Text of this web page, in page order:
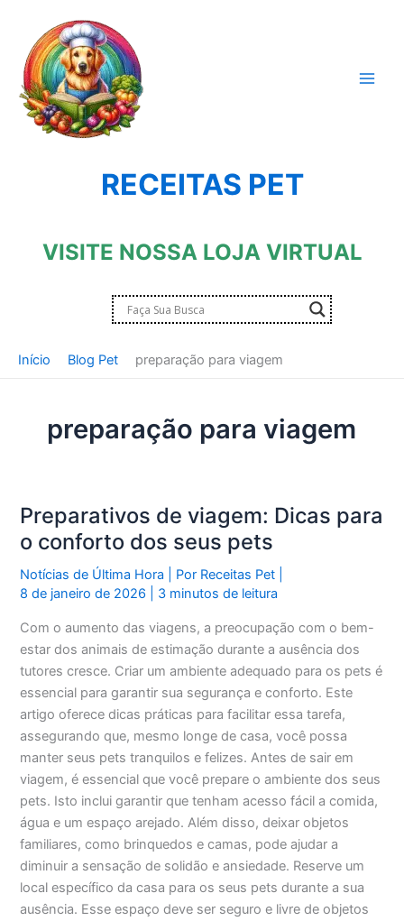
conteúdo
RECEITAS PET
VISITE NOSSA LOJA VIRTUAL
Início Blog Pet preparação para viagem
preparação para viagem
Preparativos de viagem: Dicas para
o conforto dos seus pets
Notícias de Última Hora | Por Receitas Pet
8 de janeiro de 2026
3 minutos de leitura
Com o aumento das viagens, a preocupação com o bem-
estar dos animais de estimação durante a ausência dos
tutores cresce. Criar um ambiente adequado para os pets é
essencial para garantir sua segurança e conforto. Este
artigo oferece dicas práticas para facilitar essa tarefa,
assegurando que, mesmo longe de casa, você possa
manter seus pets tranquilos e felizes. Antes de sair em
viagem, é essencial que você prepare o ambiente dos seus
pets. Isto inclui garantir que tenham acesso fácil a comida,
água e um espaço arejado. Além disso, deixar objetos
familiares, como brinquedos e camas, pode ajudar a
diminuir a sensação de solidão e ansiedade. Reserve um
local específico da casa para os seus pets durante a sua
ausência. Esse espaço deve ser seguro e livre de objetos